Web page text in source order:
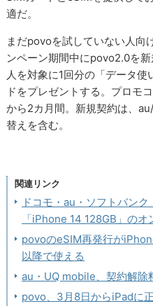
適だ。
まだpovoを試していない人向
ンペーン期間中にpovo2.0を
人を対象に1回分の「データ
ドをプレゼントする。プロモ
から2カ月間。新規契約は、
替えを含む。
関連リンク
ドコモ・au・ソフトバン
「iPhone 14 128GB」の
povoのeSIM再発行が
以降で使える
au・UQ mobile、契約解除
povo、3月8日からiPadに